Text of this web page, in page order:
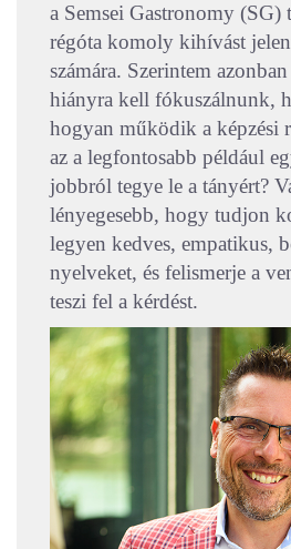
a Semsei Gastronomy (SG)
régóta komoly kihívást
számára. Szerintem
hiányra kell fókuszálnunk,
hogyan működik a képzési
az a legfontosabb például
jobbról tegye le a tányért?
lényegesebb, hogy tudjon
legyen kedves, empatikus,
nyelveket, és felismerje a
teszi fel a kérdést.